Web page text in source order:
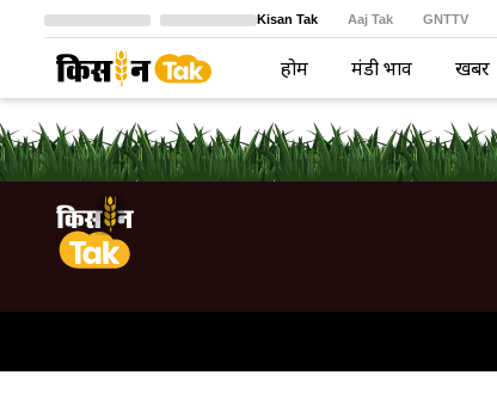
Kisan Tak Aaj Tak GNTTV
Crime Tak Astro Tak
होम मंडी भाव खबरें